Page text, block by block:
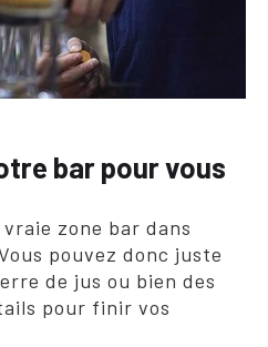
bar pour vous
zone bar dans
pouvez donc juste
de jus ou bien des
pour finir vos